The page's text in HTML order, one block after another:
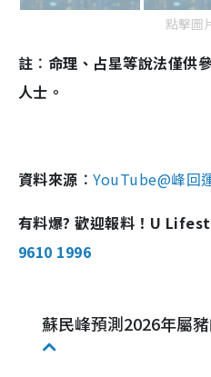
點擊圖
註︰命理、占星等說法僅供
人士。
資料來源︰YouTube@峰回
有料爆? 歡迎報料！U
9610 1996
蘇民峰預測2026年屬